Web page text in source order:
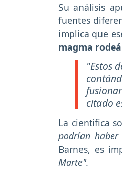
Su análisis
fuentes
implica que
magma
"Estos
citado
La científica
podrían haber
Barnes, es
Marte".